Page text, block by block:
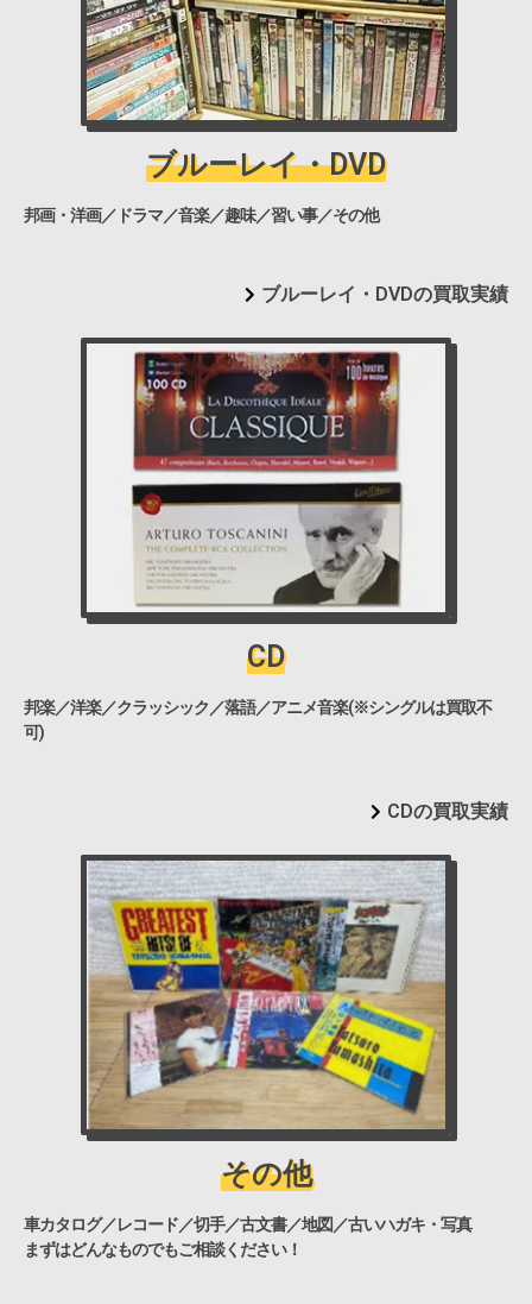
ブルーレイ・DVD
邦画・洋画／ドラマ／音楽／趣味／習い事／その他
ブルーレイ・DVDの買取実績
CD
邦楽／洋楽／クラッシック／落語／アニメ音楽(※シングルは買取不
可)
CDの買取実績
その他
車カタログ／レコード／切手／古文書／地図／古いハガキ・写真
まずはどんなものでもご相談ください！